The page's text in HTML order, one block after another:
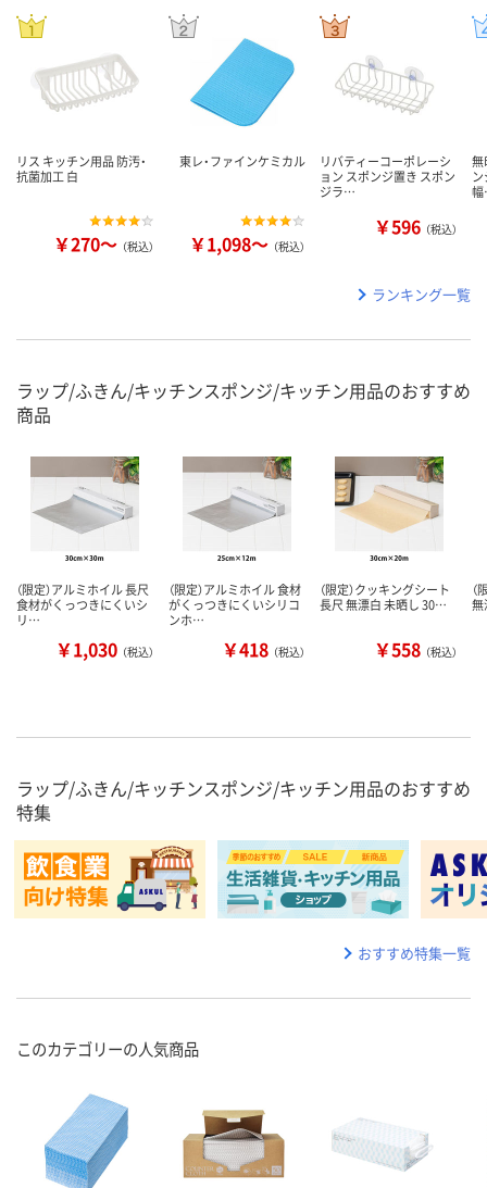
リス キッチン用品 防汚・
抗菌加工 白
￥270～ （税込）
東レ・ファインケミカル
￥1,098～ （税込）
リバティーコーポレーシ
ョン スポンジ置き スポン
ジラ…
￥596 （税込）
無
ランキング一覧
ラップ/ふきん/キッチンスポンジ/キッチン用品のおすすめ
商品
（限定）アルミホイル 長尺
食材がくっつきにくいシ
リ…
￥1,030 （税込）
（限定）アルミホイル 食材
がくっつきにくいシリコ
ンホ…
￥418 （税込）
（限定）クッキングシート
長尺 無漂白 未晒し 30…
￥558 （税込）
ラップ/ふきん/キッチンスポンジ/キッチン用品のおすすめ
特集
おすすめ特集一覧
このカテゴリーの人気商品